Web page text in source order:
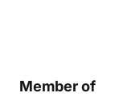
Member of